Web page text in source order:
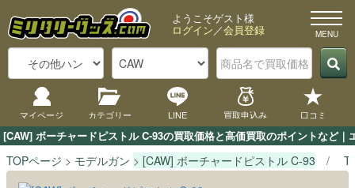
[CAW] ボーチャードピストル C-93の買取価格と高価買取のポイントなど
ようこそゲスト様
ログイン／会員登録
マイページ カテゴリー LINE 買取申込み 口コミ
TOPページ モデルガン [CAW] ボーチャードピストル C-93